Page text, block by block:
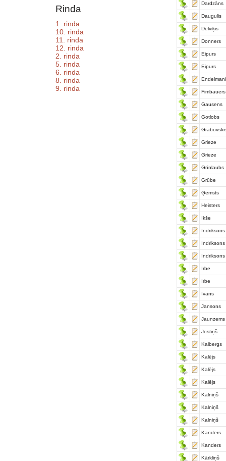
Rinda
1. rinda
10. rinda
11. rinda
12. rinda
2. rinda
5. rinda
6. rinda
8. rinda
9. rinda
Dardzāns
Daugulis
Delviķis
Donners
Eipurs
Eipurs
Fimbauers
Gausens
Gotlobs
Grieze
Grieze
Grīnlaubs
Grūbe
Ģemsts
Heisters
Ikše
Indriksons
Indriksons
Indriksons
Irbe
Irbe
Ivans
Jansons
Jaunzems
Jostiņš
Kalbergs
Kalējs
Kalējs
Kalējs
Kalniņš
Kalniņš
Kalniņš
Kanders
Kanders
Kārkliņš